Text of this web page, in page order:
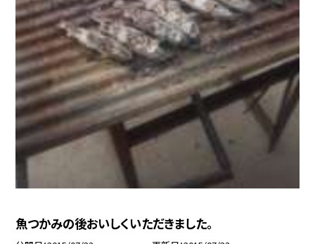
魚つかみの後おいしくいただきました。